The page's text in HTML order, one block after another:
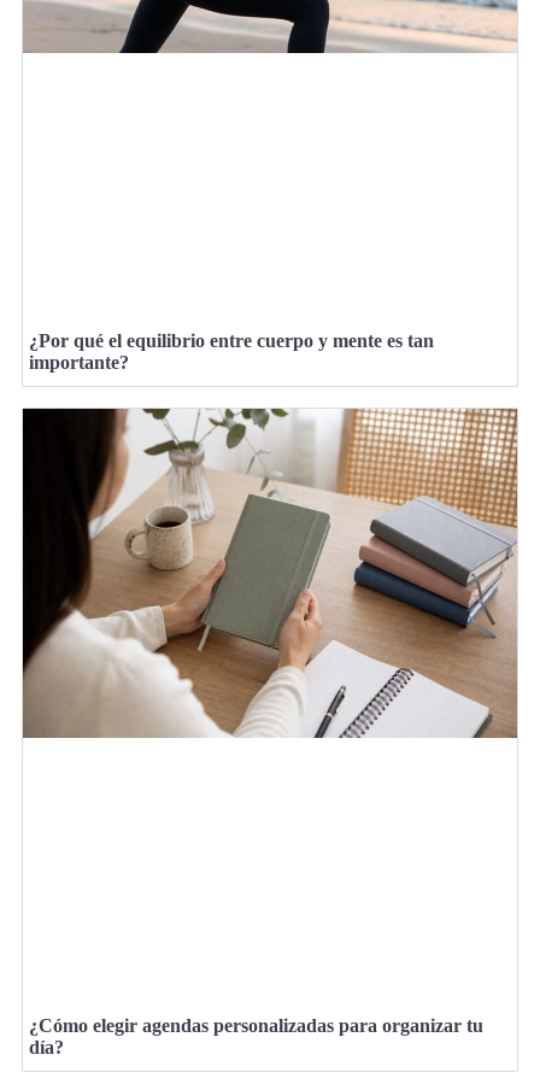
¿Por qué el equilibrio entre cuerpo y mente es tan
importante?
¿Cómo elegir agendas personalizadas para organizar tu
día?